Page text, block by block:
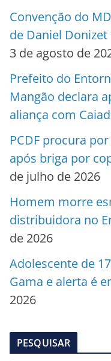
Convenção do
de Daniel
3 de agosto de
Prefeito do
Mangão declara
aliança com
PCDF procura
após briga por
de julho de 2026
Homem morre
distribuidora no
de 2026
Adolescente de
Gama e alerta é
2026
PESQUISAR